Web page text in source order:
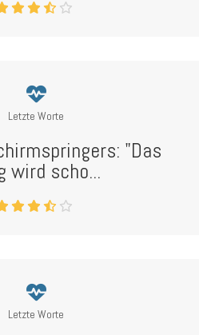
Letzte Worte
"Das
wird scho...
Letzte Worte